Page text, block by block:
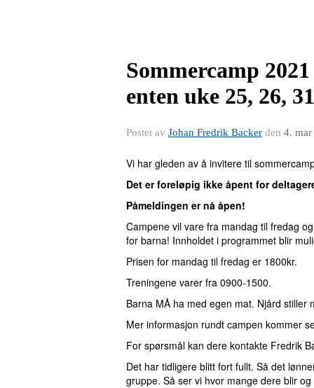
Sommercamp
enten uke 25, 26,
Postet av Johan Fredrik Backer den 4. mar
Vi har gleden av å invitere til
Det er foreløpig ikke åpent for
Påmeldingen er nå åpen!
Campene vil vare fra mandag til fredag
for barna! Innholdet i programmet blir
Prisen for mandag til fredag er 1800kr.
Treningene varer fra 0900-1500.
Barna MÅ ha med egen mat. Njård stiller
Mer informasjon rundt campen kommer
For spørsmål kan dere kontakte Fredrik
Det har tidligere blitt fort fullt. Så det
gruppe. Så ser vi hvor mange dere blir